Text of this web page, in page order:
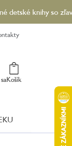
knihy so zľavou až
Nákupný
Košík